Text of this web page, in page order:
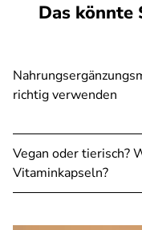
Das könnte
richtig verwenden
Vegan oder tierisch?
Vitaminkapseln?